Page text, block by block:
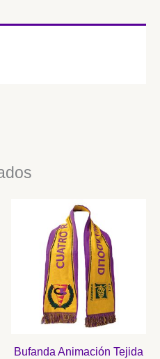
Bufanda Animación Tejida